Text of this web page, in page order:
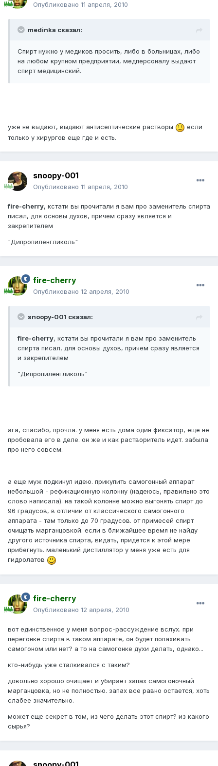
Опубликовано 11 апреля, 2010
medinka сказал:
Спирт нужно у медиков просить, либо в больницах, либо
на любом крупном предприятии, медперсоналу выдают
спирт медицинский.
уже не выдают, выдают антисептические растворы
если
только у хирургов еще где и есть.
snoopy-001
Опубликовано 11 апреля, 2010
fire-cherry, кстати вы прочитали я вам про заменитель спирта
писал, для основы духов, причем сразу является и
закрепителем
"Дипропиленгликоль"
fire-cherry
Опубликовано 12 апреля, 2010
snoopy-001 сказал:
fire-cherry, кстати вы прочитали я вам про заменитель
спирта писал, для основы духов, причем сразу является
и закрепителем
"Дипропиленгликоль"
ага, спасибо, прочла. у меня есть дома один фиксатор, еще не
пробовала его в деле. он же и как растворитель идет. забыла
про него совсем.
а еще муж подкинул идею. прикупить самогонный аппарат
небольшой - рефикационную колонну (надеюсь, правильно это
слово написала). на такой колонне можно выгонять спирт до
96 градусов, в отличии от классического самогонного
аппарата - там только до 70 градусов. от примесей спирт
очищать марганцовкой. если в ближайшее время не найду
другого источника спирта, видать, придется к этой мере
прибегнуть. маленький дистиллятор у меня уже есть для
гидролатов
fire-cherry
Опубликовано 12 апреля, 2010
вот единственное у меня вопрос-рассуждение вслух. при
перегонке спирта в таком аппарате, он будет попахивать
самогоном или нет? а то на самогонке духи делать, однако...
кто-нибудь уже сталкивался с таким?
довольно хорошо очищает и убирает запах самогоночный
марганцовка, но не полностью. запах все равно остается, хоть
слабее значительно.
может еще секрет в том, из чего делать этот спирт? из какого
сырья?